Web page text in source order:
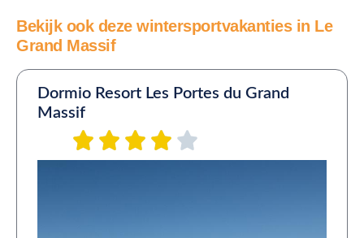
Bekijk ook deze wintersportvakanties in Le
Grand Massif
Dormio Resort Les Portes du Grand
Massif